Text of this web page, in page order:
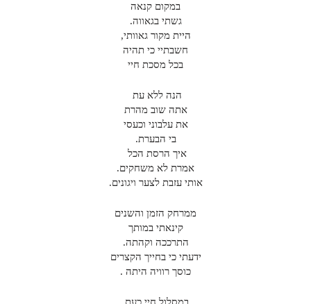
במקום קנאה
גשתי בגאווה.
היית מקור גאוותי,
חשבתיי כי תהיה
בכל מסכת חיי
הנה ללא עת
אתה שוב מהרת
את עלבוני וכעסי
בי הבערת.
איך הרסת הכל
אמרת לא משחקים.
אותי עזבת לצער ויגונים.
ממרחק הזמן והשנים
קינאתי במותך
התרככה וקהתה.
ידעתי כי בחייך הקצרים
כוסך רוויה היתה .